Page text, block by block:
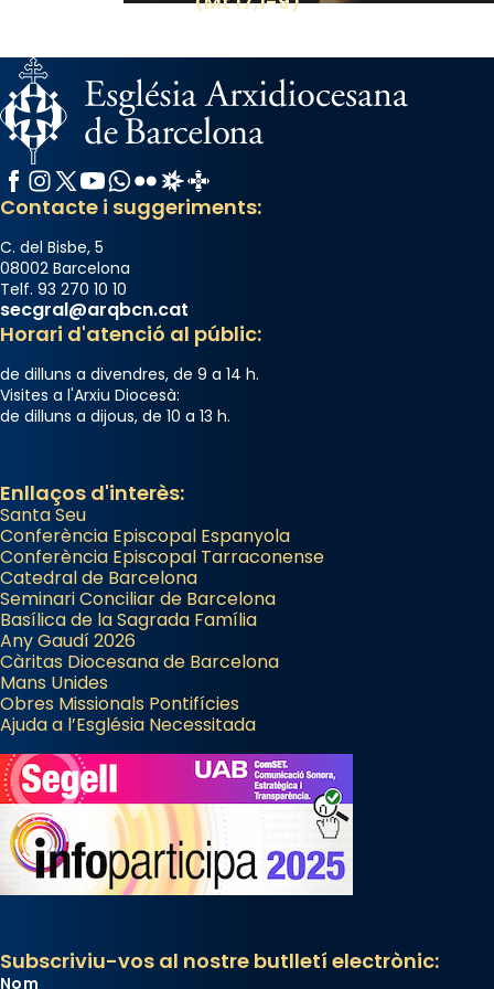
el món cristià, després de Roma i terra
«A Raïms de Sant Jaume, raïms aigualits;
raïms de setembre te'n llepes els dits»,
segons una dita popular.
Photo
View on Facebook · Share
Facebook
Instagram
X / Twitter
YouTube
WhatsApp
FlickrRadio Estel
Catalunya Cristiana
Contacte i suggeriments:
C. del Bisbe, 5
08002 Barcelona
Telf. 93 270 10 10
secgral@arqbcn.cat
Horari d'atenció al públic:
de dilluns a divendres, de 9 a 14 h.
Visites a l'Arxiu Diocesà:
de dilluns a dijous, de 10 a 13 h.
Enllaços d'interès:
Santa Seu
Conferència Episcopal Espanyola
Conferència Episcopal Tarraconense
Catedral de Barcelona
Seminari Conciliar de Barcelona
Basílica de la Sagrada Família
Any Gaudí 2026
Càritas Diocesana de Barcelona
Mans Unides
Obres Missionals Pontifícies
Ajuda a l’Església Necessitada
Subscriviu-vos al nostre butlletí electrònic:
Nom